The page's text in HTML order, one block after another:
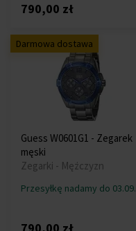
790,00 zł
Darmowa dostawa
Guess W0601G1 - Zegarek
męski
Zegarki - Mężczyzn
Przesyłkę nadamy do 03.09.